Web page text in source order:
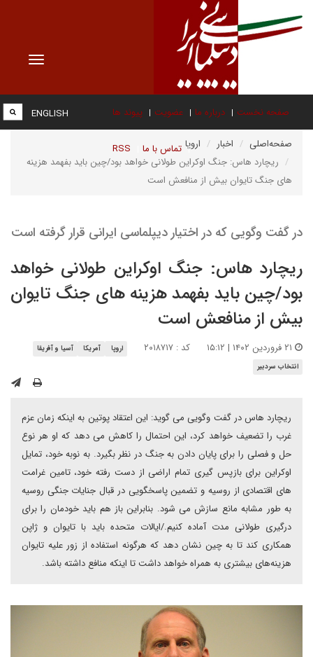
Toggle
صفحه نخست درباره ما عضویت پیوند ها
تماس با ما RSS
ENGLISH
صفحه‌اصلی اخبار
اروپا
ریچارد هاس: جنگ اوکراین طولانی خواهد بود/چین باید بفهمد هزینه
های جنگ تایوان بیش از منافعش است
در گفت وگویی که در اختیار دیپلماسی ایرانی قرار گرفته است
ریچارد هاس: جنگ اوکراین طولانی خواهد
بود/چین باید بفهمد هزینه های جنگ تایوان
بیش از منافعش است
کد : ۲۰۱۸۷۱۷ اروپا آمریکا
آسیا و آفریقا
انتخاب سردبیر
ریچارد هاس در گفت وگویی می گوید: این اعتقاد پوتین به اینکه زمان عزم
غرب را تضعیف خواهد کرد، این احتمال را کاهش می دهد که او هر نوع
حل و فصلی را برای پایان دادن به جنگ در نظر بگیرد. به نوبه خود، تمایل
اوکراین برای بازپس گیری تمام اراضی از دست رفته خود، تامین غرامت
های اقتصادی از روسیه و تضمین پاسخگویی در قبال جنایات جنگی روسیه
به طور مشابه مانع سازش می شود. بنابراین باز هم باید خودمان را برای
درگیری طولانی مدت آماده کنیم./ایالات متحده باید با تایوان و ژاپن
همکاری کند تا به چین نشان دهد که هرگونه استفاده از زور علیه تایوان
هزینه‌های بیشتری به همراه خواهد داشت تا اینکه منافع داشته باشد.